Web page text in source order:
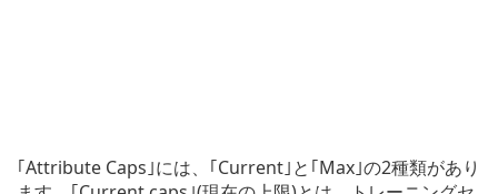
｢Attribute Caps｣には、｢Current｣と｢Max｣の2種類があり